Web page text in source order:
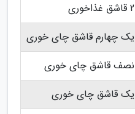
2 قاشق غذاخوری
یک چهارم قاشق چای خوری
نصف قاشق چای خوری
یک قاشق چای خوری